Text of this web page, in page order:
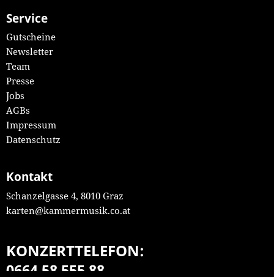
Service
Gutscheine
Newsletter
Team
Presse
Jobs
AGBs
Impressum
Datenschutz
Kontakt
Schanzelgasse 4, 8010 Graz
karten@kammermusik.co.at
KONZERTTELEFON:
0664 58 555 88